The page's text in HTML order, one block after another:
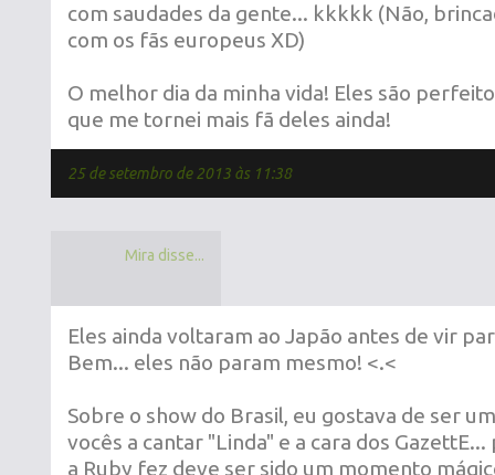
com saudades da gente... kkkkk (Não,
com os fãs europeus XD)
O melhor dia da minha vida! Eles são
que me tornei mais fã deles ainda!
25 de setembro de 2013 às 11:38
Mira disse...
Eles ainda voltaram ao Japão antes de vir
Bem... eles não param mesmo! <.<
Sobre o show do Brasil, eu gostava de ser
vocês a cantar "Linda" e a cara dos
a Ruby fez deve ser sido um momento